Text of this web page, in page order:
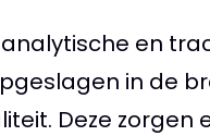
en
in de
Deze